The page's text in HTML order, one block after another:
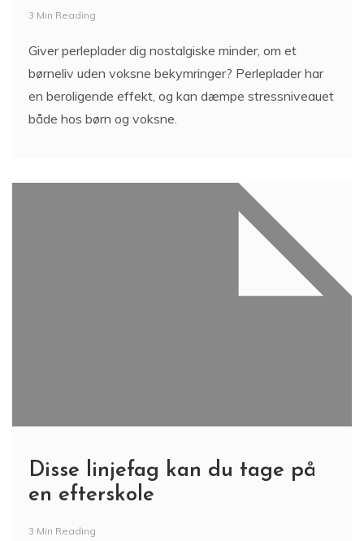
3 Min Reading
Giver perleplader dig nostalgiske minder, om et
børneliv uden voksne bekymringer? Perleplader har
en beroligende effekt, og kan dæmpe stressniveauet
både hos børn og voksne.
Disse linjefag kan du tage på
en efterskole
3 Min Reading